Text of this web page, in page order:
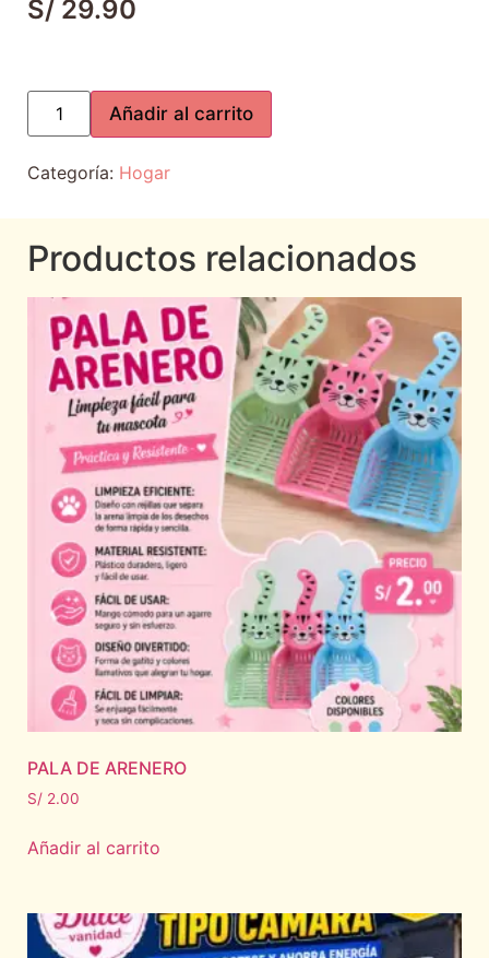
S/ 29.90
Añadir al carrito
Categoría: Hogar
Productos relacionados
PALA DE ARENERO
S/ 2.00
Añadir al carrito